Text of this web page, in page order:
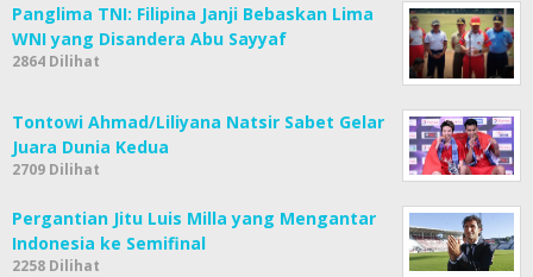
Panglima TNI: Filipina Janji Bebaskan Lima
WNI yang Disandera Abu Sayyaf
2864 Dilihat
Tontowi Ahmad/Liliyana Natsir Sabet Gelar
Juara Dunia Kedua
2709 Dilihat
Pergantian Jitu Luis Milla yang Mengantar
Indonesia ke Semifinal
2258 Dilihat